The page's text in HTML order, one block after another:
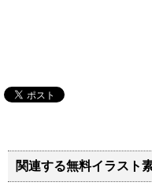
関連する無料イラスト